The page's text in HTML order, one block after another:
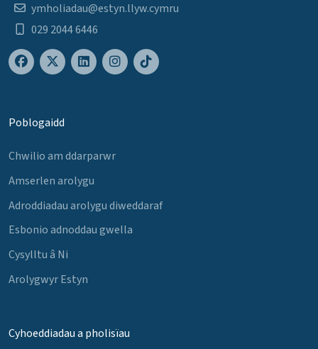
ymholiadau@estyn.llyw.cymru
029 2044 6446
Poblogaidd
Chwilio am ddarparwr
Amserlen arolygu
Adroddiadau arolygu diweddaraf
Esbonio adnoddau gwella
Cysylltu â Ni
Arolygwyr Estyn
Cyhoeddiadau a pholisïau